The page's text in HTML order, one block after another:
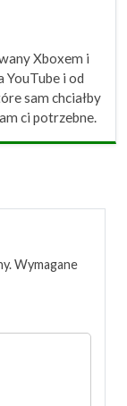
Xboxem i
i od
sam chciałby
ci potrzebne.
Wymagane